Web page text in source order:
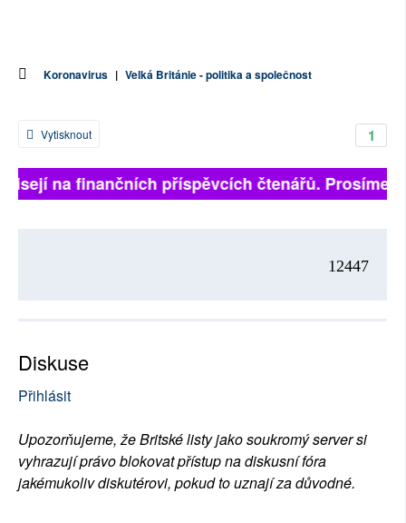
Koronavirus | Velká Británie - politika a společnost
1
Vytisknout
na finančních příspěvcích čtenářů. Prosíme,
12447
Diskuse
Přihlásit
Upozorňujeme, že Britské listy jako soukromý server si
vyhrazují právo blokovat přístup na diskusní fóra
jakémukoliv diskutérovi, pokud to uznají za důvodné.